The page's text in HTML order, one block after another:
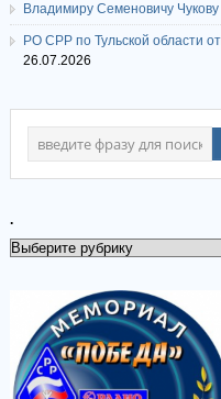
Владимиру Семеновичу
РО СРР по Тульской области
26.07.2026
.